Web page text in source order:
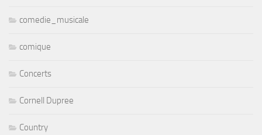
comedie_musicale
comique
Concerts
Cornell Dupree
Country